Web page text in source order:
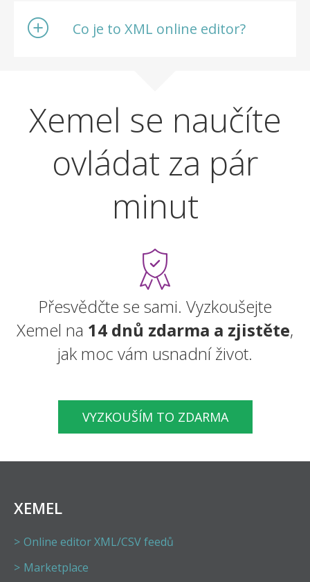
Co je to XML online editor?
Xemel se naučíte
ovládat za pár
minut
Přesvědčte se sami. Vyzkoušejte
Xemel na 14 dnů zdarma a zjistěte,
jak moc vám usnadní život.
VYZKOUŠÍM TO ZDARMA
XEMEL
Online editor XML/CSV feedů
Marketplace